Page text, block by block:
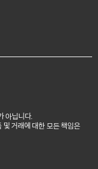
아닙니다.
및 거래에 대한 모든 책임은